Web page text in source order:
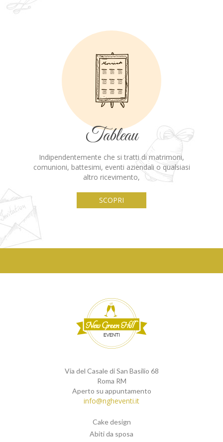
Tableau
Indipendentemente che si tratti di matrimoni,
comunioni, battesimi, eventi aziendali o qualsiasi
altro ricevimento,
SCOPRI
Via del Casale di San Basilio 68
Roma RM
Aperto su appuntamento
info@ngheventi.it
Cake design
Abiti da sposa